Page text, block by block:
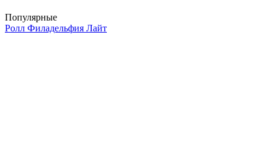
Популярные
Ролл Филадельфия Лайт